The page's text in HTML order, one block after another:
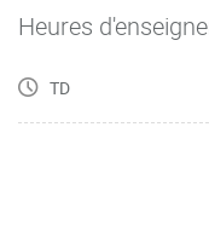
Heures
TD